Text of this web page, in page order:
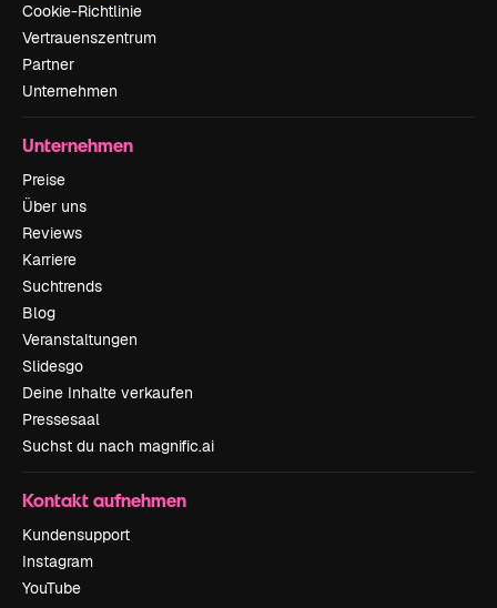
Cookie-Richtlinie
Vertrauenszentrum
Partner
Unternehmen
Unternehmen
Preise
Über uns
Reviews
Karriere
Suchtrends
Blog
Veranstaltungen
Slidesgo
Deine Inhalte verkaufen
Pressesaal
Suchst du nach magnific.ai
Kontakt aufnehmen
Kundensupport
Instagram
YouTube